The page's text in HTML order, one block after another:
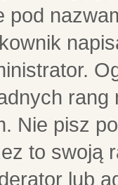
pod
Nie pisz
to swoją
lub